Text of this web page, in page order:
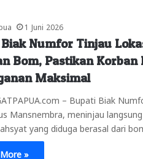
1 Juni 2026
Numfor Tinjau
Bom, Pastikan Korban
Maksimal
– Bupati Biak
Mansnembra, meninjau
yang diduga berasal dari
»